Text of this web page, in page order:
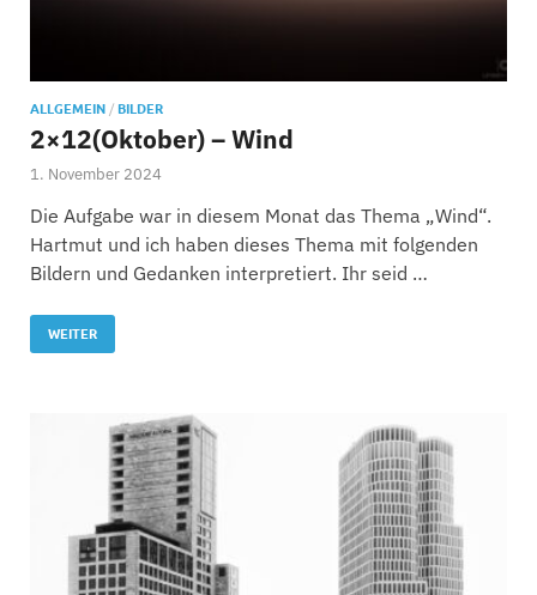
ALLGEMEIN / BILDER
2×12(Oktober) – Wind
1. November 2024
Die Aufgabe war in diesem Monat das Thema „Wind“.
Hartmut und ich haben dieses Thema mit folgenden
Bildern und Gedanken interpretiert. Ihr seid …
WEITER